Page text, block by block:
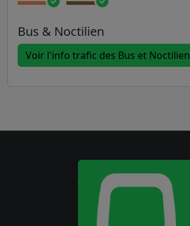
Bus & Noctilien
Voir l'info trafic des Bus et Noctilien